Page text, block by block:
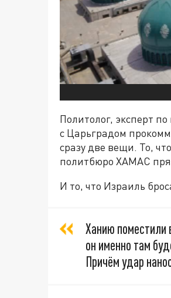
Политолог, эксперт
с Царьградом
сразу две вещи. То,
политбюро ХАМАС
И то, что Израиль
Ханию поместили
он именно там
Причём удар